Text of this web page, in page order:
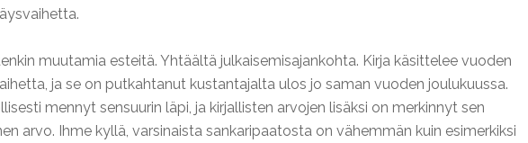
muutamia esteitä. Yhtäältä julkaisemisajankohta. Kirja käsittelee vuoden
ja se on putkahtanut kustantajalta ulos jo saman vuoden joulukuussa.
mennyt sensuurin läpi, ja kirjallisten arvojen lisäksi on merkinnyt sen
arvo. Ihme kyllä, varsinaista sankaripaatosta on vähemmän kuin esimerkiksi